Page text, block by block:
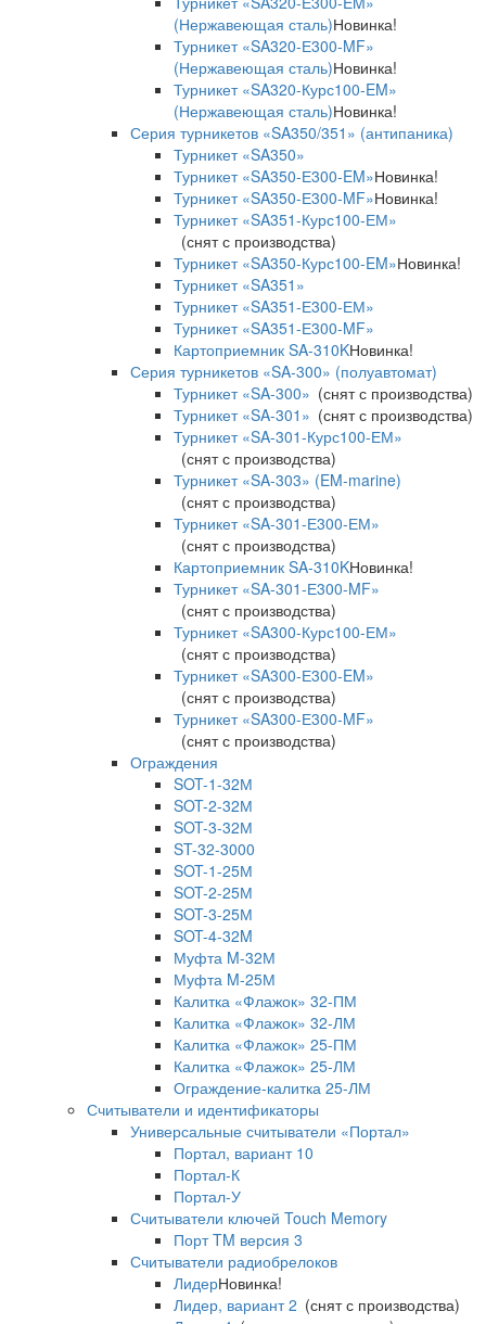
(Нержавеющая сталь)Новинка!
Турникет «SA320-Е300-MF»
(Нержавеющая сталь)Новинка!
Турникет «SA320-Курс100-EM»
(Нержавеющая сталь)Новинка!
Серия турникетов «SA350/351» (антипаника)
Турникет «SA350»
Турникет «SA350-Е300-EM»Новинка!
Турникет «SA350-Е300-MF»Новинка!
Турникет «SA351-Курс100-ЕМ»
(снят с производства)
Турникет «SA350-Курс100-EM»Новинка!
Турникет «SA351»
Турникет «SA351-Е300-ЕМ»
Турникет «SA351-Е300-MF»
Картоприемник SA-310KНовинка!
Серия турникетов «SA-300» (полуавтомат)
Турникет «SA-300» (снят с производства)
Турникет «SA-301» (снят с производства)
Турникет «SA-301-Курс100-ЕМ»
(снят с производства)
Турникет «SA-303» (EM-marine)
(снят с производства)
Турникет «SA-301-Е300-ЕМ»
(снят с производства)
Картоприемник SA-310KНовинка!
Турникет «SA-301-Е300-MF»
(снят с производства)
Турникет «SA300-Курс100-ЕМ»
(снят с производства)
Турникет «SA300-Е300-EM»
(снят с производства)
Турникет «SA300-Е300-MF»
(снят с производства)
Ограждения
SOT-1-32М
SOT-2-32М
SOT-3-32М
ST-32-3000
SOT-1-25М
SOT-2-25М
SOT-3-25М
SOT-4-32M
Муфта M-32М
Муфта M-25М
Калитка «Флажок» 32-ПМ
Калитка «Флажок» 32-ЛМ
Калитка «Флажок» 25-ПМ
Калитка «Флажок» 25-ЛМ
Ограждение-калитка 25-ЛМ
Считыватели и идентификаторы
Универсальные считыватели «Портал»
Портал, вариант 10
Портал-К
Портал-У
Считыватели ключей Touch Memory
Порт TM версия 3
Считыватели радиобрелоков
ЛидерНовинка!
Лидер, вариант 2 (снят с производства)